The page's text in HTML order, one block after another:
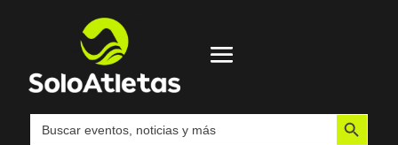
Buscar: Botón de búsqueda